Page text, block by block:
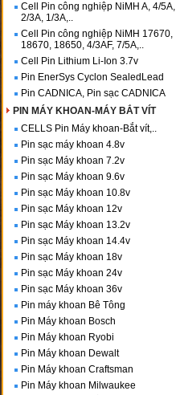
Cell Pin công nghiệp NiMH A, 4/5A,
2/3A, 1/3A,..
Cell Pin công nghiệp NiMH 17670,
18670, 18650, 4/3AF, 7/5A,..
Cell Pin Lithium Li-Ion 3.7v
Pin EnerSys Cyclon SealedLead
Pin CADNICA, Pin sạc CADNICA
PIN MÁY KHOAN-MÁY BẮT VÍT
CELLS Pin Máy khoan-Bắt vít,..
Pin sạc máy khoan 4.8v
Pin sạc Máy khoan 7.2v
Pin sạc Máy khoan 9.6v
Pin sạc Máy khoan 10.8v
Pin sạc Máy khoan 12v
Pin sạc Máy khoan 13.2v
Pin sạc Máy khoan 14.4v
Pin sạc Máy khoan 18v
Pin sạc Máy khoan 24v
Pin sạc Máy khoan 36v
Pin máy khoan Bê Tông
Pin Máy khoan Bosch
Pin Máy khoan Ryobi
Pin Máy khoan Dewalt
Pin Máy khoan Craftsman
Pin Máy khoan Milwaukee